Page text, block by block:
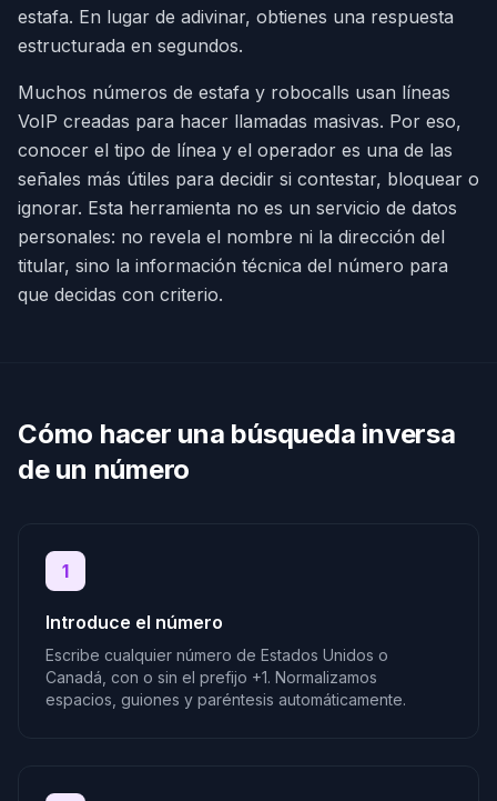
estafa. En lugar de adivinar, obtienes una respuesta
estructurada en segundos.
Muchos números de estafa y robocalls usan líneas
VoIP creadas para hacer llamadas masivas. Por eso,
conocer el tipo de línea y el operador es una de las
señales más útiles para decidir si contestar, bloquear o
ignorar. Esta herramienta no es un servicio de datos
personales: no revela el nombre ni la dirección del
titular, sino la información técnica del número para
que decidas con criterio.
Cómo hacer una búsqueda inversa
de un número
1
Introduce el número
Escribe cualquier número de Estados Unidos o
Canadá, con o sin el prefijo +1. Normalizamos
espacios, guiones y paréntesis automáticamente.